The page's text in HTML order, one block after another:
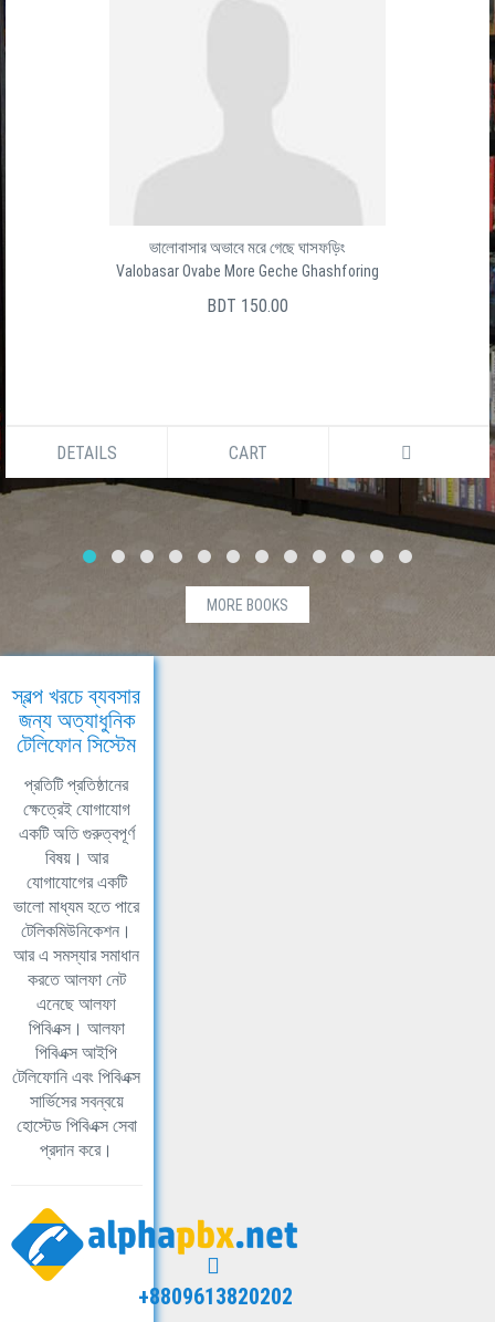
ভালোবাসার অভাবে মরে গেছে ঘাসফড়িং
Valobasar Ovabe More Geche Ghashforing
BDT 150.00
DETAILS CART
MORE BOOKS
স্বল্প খরচে ব্যবসার
জন্য অত্যাধুনিক
টেলিফোন সিস্টেম
প্রতিটি প্রতিষ্ঠানের
ক্ষেত্রেই যোগাযোগ
একটি অতি গুরুত্বপূর্ণ
বিষয়। আর
যোগাযোগের একটি
ভালো মাধ্যম হতে পারে
টেলিকমিউনিকেশন।
আর এ সমস্যার সমাধান
করতে আলফা নেট
এনেছে আলফা
পিবিএক্স। আলফা
পিবিএক্স আইপি
টেলিফোনি এবং পিবিএক্স
সার্ভিসের সবন্বয়ে
হোস্টেড পিবিএক্স সেবা
প্রদান করে।
+8809613820202